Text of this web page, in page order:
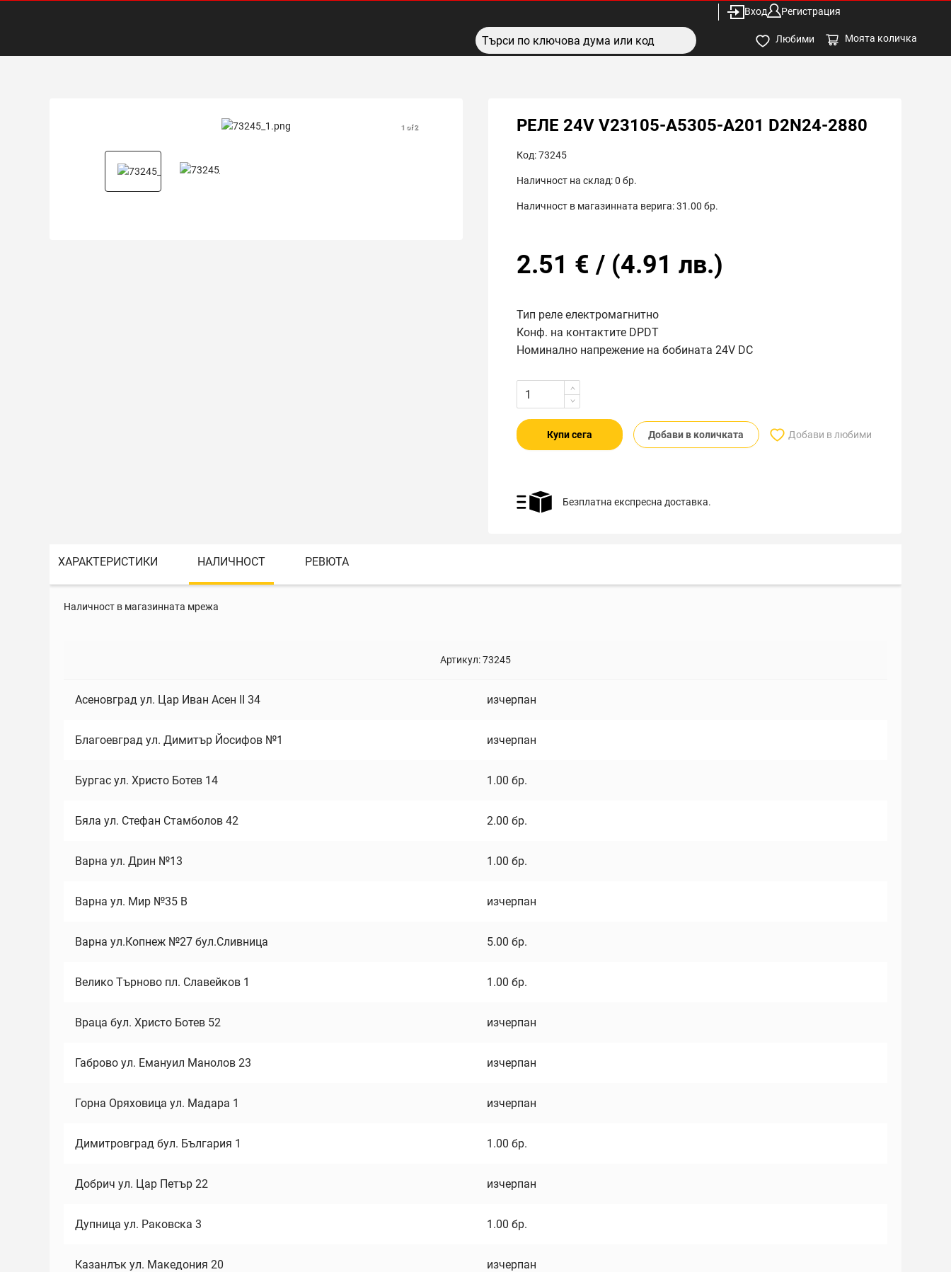
Вход Регистрация
Любими Моята количка
1 of 2 РЕЛЕ 24V V23105-A5305-A201 D2N24-2880
Код:73245
Наличност на склад:0 бр.
Наличност в магазинната верига:31.00 бр.
2.51 € / (4.91 лв.)
Тип реле електромагнитно
Конф. на контактите DPDT
Номинално напрежение на бобината 24V DC
Купи сега Добави в количката Добави в любими
Безплатна експресна доставка.
ХАРАКТЕРИСТИКИ НАЛИЧНОСТ РЕВЮТА
Наличност в магазинната мрежа
Артикул:73245
Асеновград ул. Цар Иван Асен II 34 изчерпан
Благоевград ул. Димитър Йосифов №1 изчерпан
Бургас ул. Христо Ботев 14 1.00 бр.
Бяла ул. Стефан Стамболов 42 2.00 бр.
Варна ул. Дрин №13 1.00 бр.
Варна ул. Мир №35 В изчерпан
Варна ул.Копнеж №27 бул.Сливница 5.00 бр.
Велико Търново пл. Славейков 1 1.00 бр.
Враца бул. Христо Ботев 52 изчерпан
Габрово ул. Емануил Манолов 23 изчерпан
Горна Оряховица ул. Мадара 1 изчерпан
Димитровград бул. България 1 1.00 бр.
Добрич ул. Цар Петър 22 изчерпан
Дупница ул. Раковска 3 1.00 бр.
Казанлък ул. Македония 20 изчерпан